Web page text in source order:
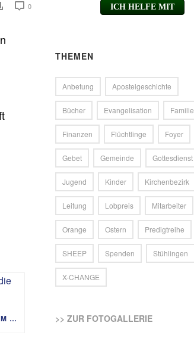
0
PREDIGTREIHE „MIT GOTT UM DIE WELT“ 02.08. – 06.09.
THEMEN
Anbetung Apostelgeschichte
Bücher Evangelisation Familie
Finanzen Flüchtlinge Foyer
Gebet Gemeinde Gottesdienst
Jugend Kinder Kirchenbezirk
Leitung Lobpreis Mitarbeiter
Orange Ostern Predigtreihe
SHEEP Spenden Stühlingen
X-CHANGE
>> ZUR FOTOGALLERIE